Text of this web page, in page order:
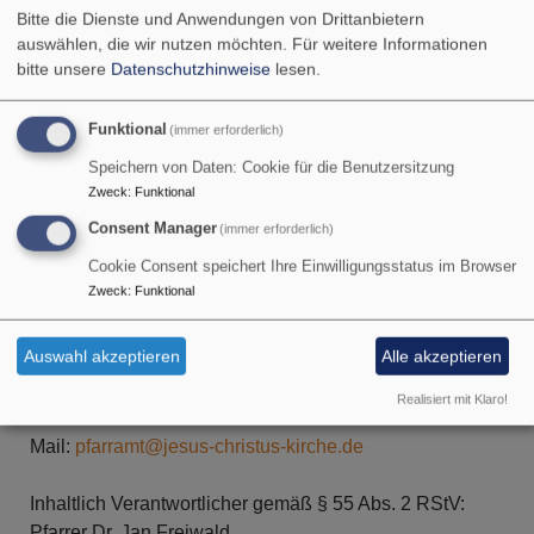
Impressum
jesus-christus-kirche.mws3.de
Evangelisch-Lutherischen Kirche in Bayern. Diese ist
eine Körperschaft des öffentlichen Rechts, vertreten
durch
Evang.-Luth. Kirchengemeinde Jesus-Christus-Kirche
Hartstrasse 8
Mail: pfarramt@jesus-christus-kirche.de
Inhaltlich Verantwortlicher gemäß § 55 Abs. 2 RStV:
Bitte die Dienste und Anwendungen von Drittanbietern
auswählen, die wir nutzen möchten. Für weitere Informationen
bitte unsere Datenschutzhinweise lesen.
Funktional (immer erforderlich)
Speichern von Daten: Cookie für die Benutzersitzung
Zweck: Funktional
Consent Manager(immer erforderlich)
Cookie Consent speichert Ihre Einwilligungsstatus im Browser
Zweck: Funktional
Auswahl akzeptieren Alle akzeptieren
Realisiert mit Klaro!